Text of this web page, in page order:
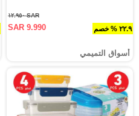
٢٢.٩ % خصم
SAR ١٢.٩٥٠
SAR 9.990
أسواق التميمي